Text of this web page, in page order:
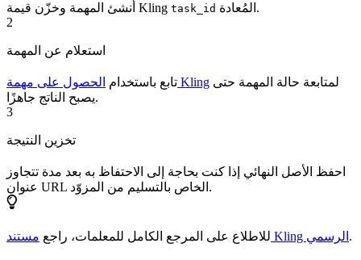
أنشئ المهمة وخزّن قيمة Kling task_id
المُعادة.
2
استعلام عن المهمة
تابع باستخدام الحصول على مهمة Kling
يصبح الناتج جاهزًا.
3
تخزين النتيجة
احفظ الأصل النهائي إذا كنت بحاجة إلى الاحتفاظ به بعد مدة تتجاوز
عنوان URL الخاص بالتسليم من المزوّد.
للاطلاع على المرجع الكامل للمعلمات، راجع مستند Kling الرسمي .